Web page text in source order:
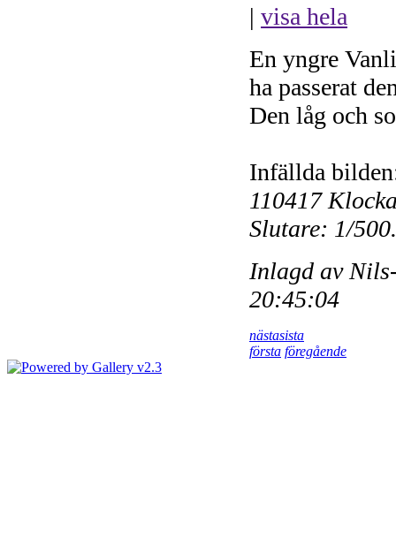
| visa hela
En yngre
ha passerat
Den låg och
Infällda
110417
Slutare: 1/
Inlagd av
20:45:04
nästasista
första föregående